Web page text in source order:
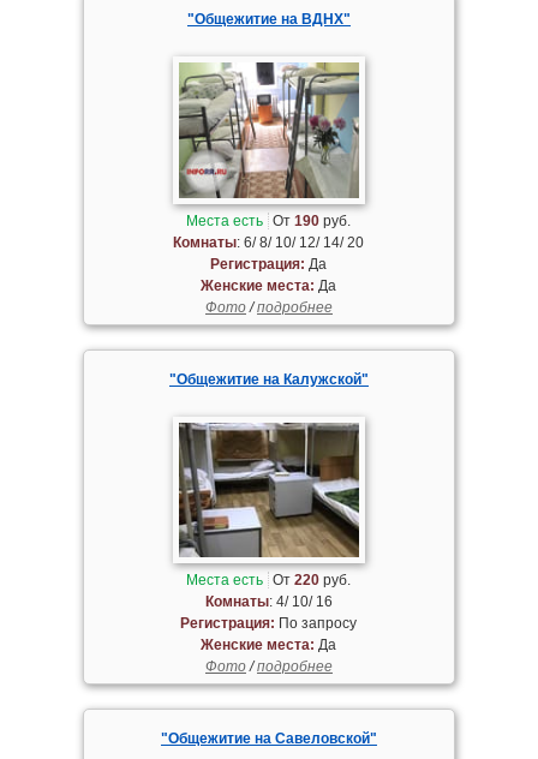
"Общежитие на ВДНХ"
Места есть От190 руб.
Комнаты: 6/ 8/ 10/ 12/ 14/ 20
Регистрация: Да
Женские места: Да
Фото/подробнее
"Общежитие на Калужской"
Места есть От220 руб.
Комнаты: 4/ 10/ 16
Регистрация: По запросу
Женские места: Да
Фото/подробнее
"Общежитие на Савеловской"